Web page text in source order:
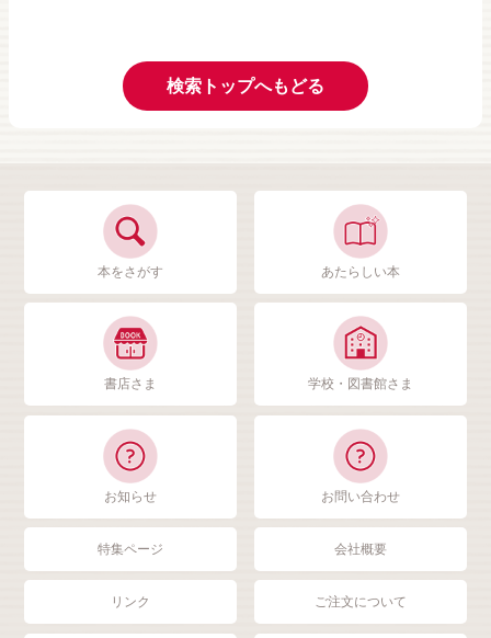
検索トップへもどる
本をさがす あたらしい本
書店さま 学校・図書館さま
お知らせ お問い合わせ
特集ページ 会社概要
リンク ご注文について